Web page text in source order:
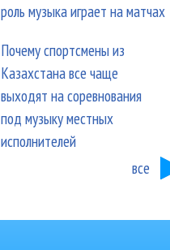
роль музыка играет на матчах
Почему спортсмены из
Казахстана все чаще
выходят на соревнования
под музыку местных
исполнителей
все